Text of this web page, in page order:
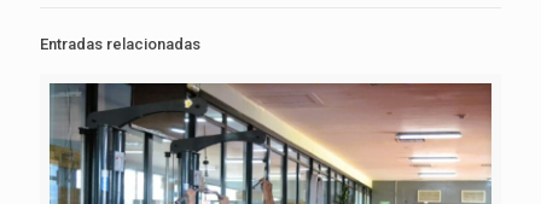
Entradas relacionadas